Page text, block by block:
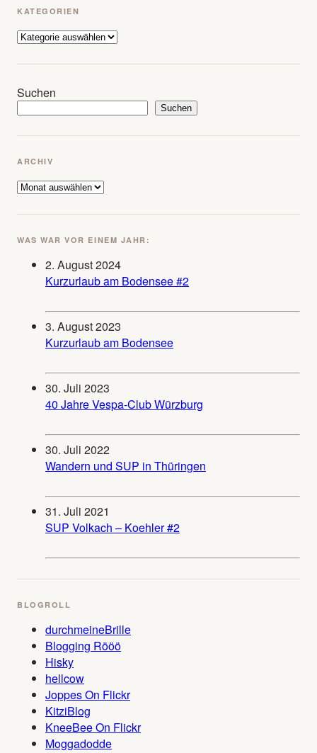
KATEGORIEN
Kategorien
Suchen
Suchen
ARCHIV
Archiv
WAS WAR VOR EINEM JAHR:
2. August 2024
Kurzurlaub am Bodensee #2
3. August 2023
Kurzurlaub am Bodensee
30. Juli 2023
40 Jahre Vespa-Club Würzburg
30. Juli 2022
Wandern und SUP in Thüringen
31. Juli 2021
SUP Volkach – Koehler #2
BLOGROLL
durchmeineBrille
Blogging Rööö
Hisky
hellcow
Joppes On Flickr
KitziBlog
KneeBee On Flickr
Moggadodde